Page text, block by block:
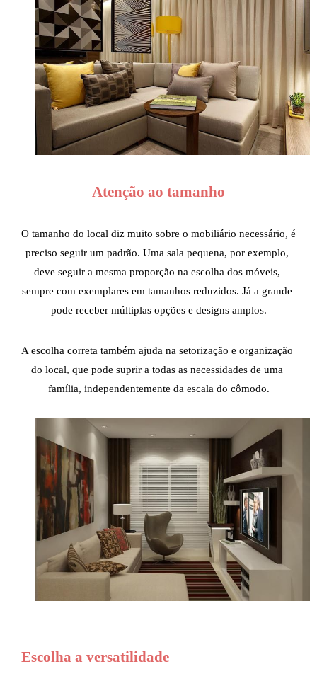
Atenção ao tamanho
O tamanho do local diz muito sobre o mobiliário necessário, é
preciso seguir um padrão. Uma sala pequena, por exemplo,
deve seguir a mesma proporção na escolha dos móveis,
sempre com exemplares em tamanhos reduzidos. Já a grande
pode receber múltiplas opções e designs amplos.
A escolha correta também ajuda na setorização e organização
do local, que pode suprir a todas as necessidades de uma
família, independentemente da escala do cômodo.
Escolha a versatilidade